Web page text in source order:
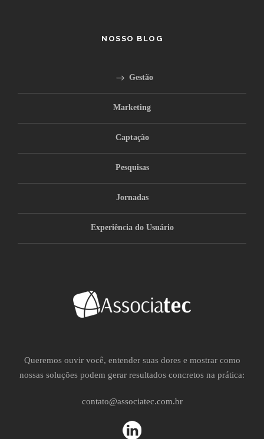
NOSSO BLOG
Gestão
Marketing
Captação
Pesquisas
Jornadas
Experiência do Usuário
Queremos ouvir você, entender suas dores e mostrar como
nossas soluções podem gerar resultados concretos na prática:
contato@associatec.com.br